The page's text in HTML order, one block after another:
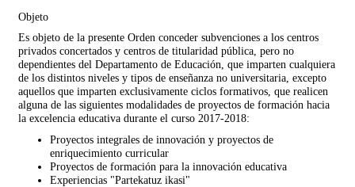
Objeto
Es objeto de la presente Orden conceder subvenciones a los centros
privados concertados y centros de titularidad pública, pero no
dependientes del Departamento de Educación, que imparten cualquiera
de los distintos niveles y tipos de enseñanza no universitaria, excepto
aquellos que imparten exclusivamente ciclos formativos, que realicen
alguna de las siguientes modalidades de proyectos de formación hacia
la excelencia educativa durante el curso 2017-2018:
Proyectos integrales de innovación y proyectos de
enriquecimiento curricular
Proyectos de formación para la innovación educativa
Experiencias "Partekatuz ikasi"